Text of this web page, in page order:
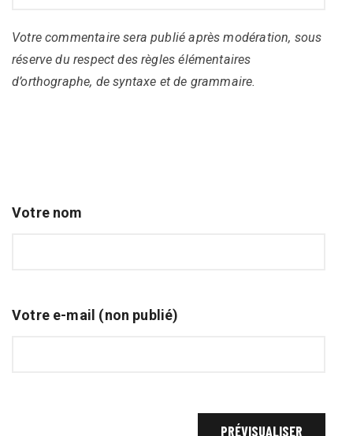
Votre commentaire sera publié après modération, sous
réserve du respect des règles élémentaires
d’orthographe, de syntaxe et de grammaire.
Votre nom
Votre e-mail (non publié)